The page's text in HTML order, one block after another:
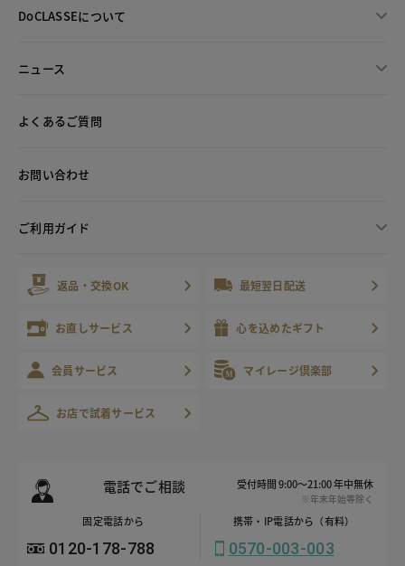
DoCLASSEについて
ニュース
よくあるご質問
お問い合わせ
ご利用ガイド
返品・交換OK 最短翌日配送
お直しサービス 心を込めたギフト
会員サービス マイレージ倶楽部
お店で試着サービス
電話でご相談 受付時間 9:00～21:00 年中無休
※年末年始等除く
固定電話から
0120-178-788
携帯・IP電話から（有料）
0570-003-003